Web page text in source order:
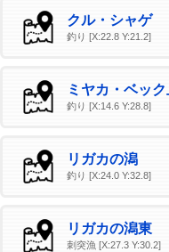
クル・シャゲ
釣り [X:22.8 Y:21.2]
ミヤカ・ベッ
釣り [X:14.6 Y:28.8]
リガカの潟
釣り [X:24.0 Y:32.8]
リガカの潟東
刺突漁 [X:27.3 Y:30.2]